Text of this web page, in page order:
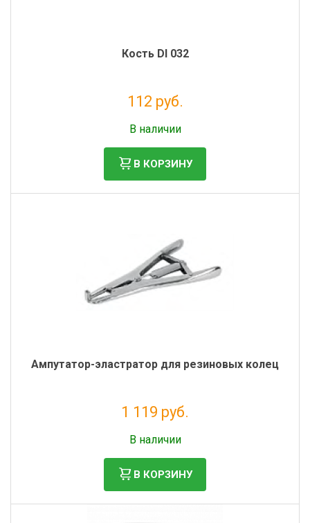
Кость DI 032
112 руб.
В наличии
В КОРЗИНУ
Ампутатор-эластратор для резиновых колец
1 119 руб.
В наличии
В КОРЗИНУ